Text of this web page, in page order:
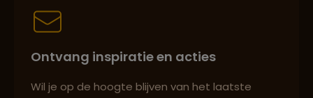
Persoonlijk en deskundig reisadvies
Ontvang inspiratie en acties
Wil je op de hoogte blijven van het laatste